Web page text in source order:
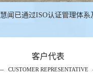
慧闻已通过ISO认证管理体
客户代表
CUSTOMER REPRESENTATIVE